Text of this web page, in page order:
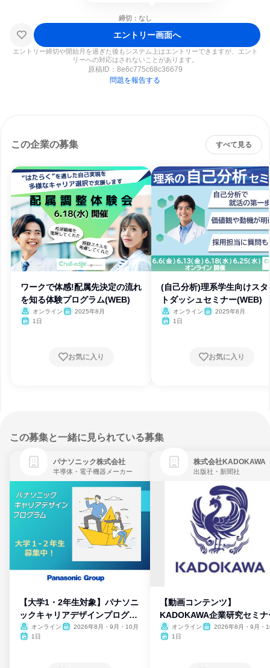
締切：なし
エントリー画面へ
エントリー締切や開始月を過ぎた後もシステム上はエントリーできますが、エント
リーへの対応はされないことがあります。
原稿ID： 8e6c775c68c36679
問題を報告する
この企業の募集 すべて見る
ワークで体感!配属先決定の流れ
を知る体験プログラム(WEB)
オンライン
2025年8月
1日
お気に入り
(自己分析)理系学生向けスタ
トダッシュセミナー(WEB)
オンライン
2025年8月
1日
お気に入り
この募集と一緒に見られている募集
パナソニック株式会社
半導体・電子機器メーカー
【大学1・2年生対象】パナソニ
ックキャリアデザインプログラ
ム
オンライン
2026年8月・9月・10月
1日
株式会社KADOKAWA
出版社・新聞社
【動画コンテンツ】
KADOKAWA企業研究セミナ
オンライン
2026年8月・9月・
1日